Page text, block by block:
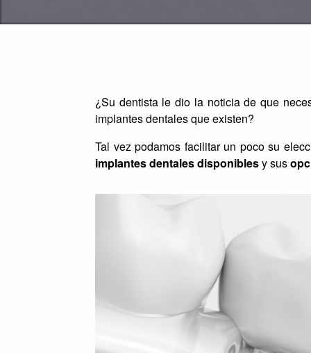
¿Su dentista le dio la noticia de que
implantes dentales que existen?
Tal vez podamos facilitar un poco su
implantes dentales disponiblesy sus